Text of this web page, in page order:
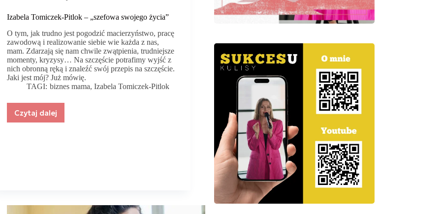
Izabela Tomiczek-Pitlok – „szefowa swojego życia”
O tym, jak trudno jest pogodzić macierzyństwo, pracę
zawodową i realizowanie siebie wie każda z nas,
mam. Zdarzają się nam chwile zwątpienia, trudniejsze
momenty, kryzysy… Na szczęście potrafimy wyjść z
nich obronną ręką i znaleźć swój przepis na szczęście.
Jaki jest mój? Już mówię.
TAGI: biznes mama, Izabela Tomiczek-Pitlok
Czytaj dalej
Izabela